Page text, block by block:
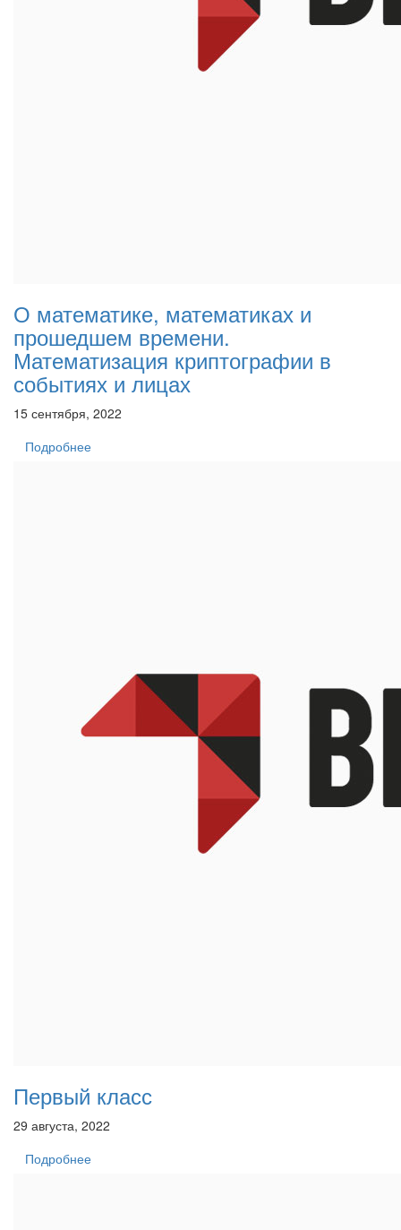
О математике, математиках и
прошедшем времени.
Математизация криптографии в
событиях и лицах
15 сентября, 2022
Подробнее
Первый класс
29 августа, 2022
Подробнее